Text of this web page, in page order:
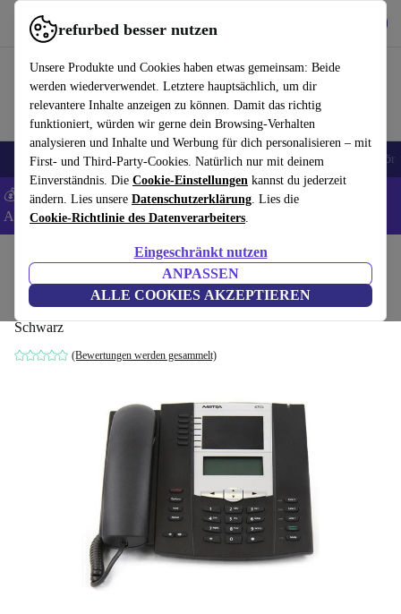
refurbed besser nutzen
Unsere Produkte und Cookies haben etwas gemeinsam: Beide
werden wiederverwendet. Letztere hauptsächlich, um dir
relevantere Inhalte anzeigen zu können. Damit das richtig
funktioniert, würden wir gerne dein Browsing-Verhalten
analysieren und Inhalte und Werbung für dich personalisieren – mit
First- und Third-Party-Cookies. Natürlich nur mit deinem
Einverständnis. Die Cookie-Einstellungen kannst du jederzeit
ändern. Lies unsere Datenschutzerklärung. Lies die
Cookie-Richtlinie des Datenverarbeiters.
Eingeschränkt nutzen
ANPASSEN
ALLE COOKIES AKZEPTIEREN
refurbed schnell und einfach nutzen
🎒 Back to school Handys Laptops Tablets Smartwatches Zubehör
💰 Extra -5% auf Samsung- und Google-Smartphones - Code:
ANDROID5 -AGB
Zubehör
Aastra 6753i Telefon
Schwarz
(Bewertungen werden gesammelt)